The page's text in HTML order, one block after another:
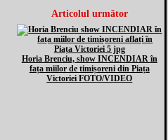
Articolul următor
Horia Brenciu, show INCENDIAR în
fața miilor de timișoreni din Piața
Victoriei FOTO/VIDEO